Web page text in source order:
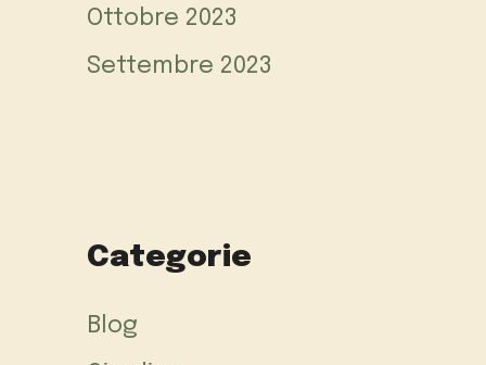
Ottobre 2023
Settembre 2023
Categorie
Blog